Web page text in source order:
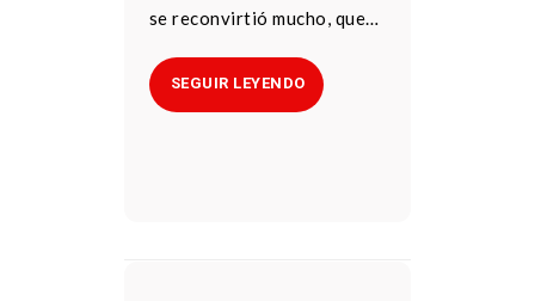
se reconvirtió mucho, que…
SEGUIR LEYENDO